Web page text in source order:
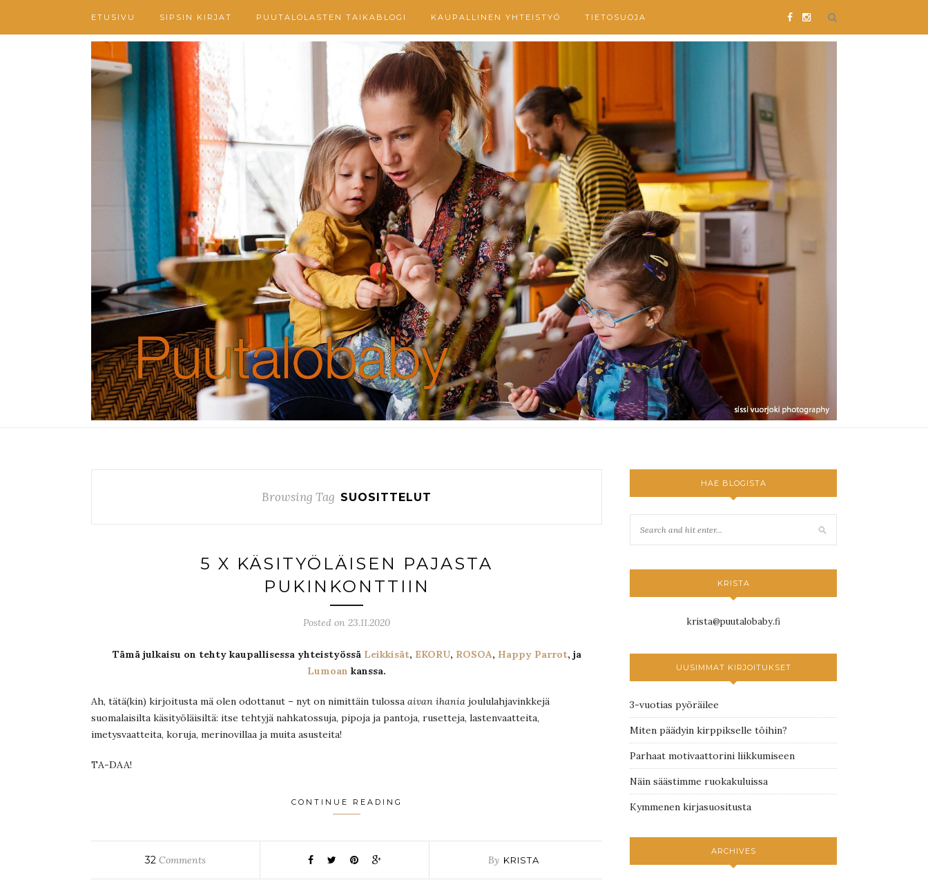
ETUSIVU SIPSIN KIRJAT PUUTALOLASTEN TAIKABLOGI KAUPALLINEN YHTEISTYÖ TIETOSUOJA
Browsing Tag SUOSITTELUT
5 X KÄSITYÖLÄISEN PAJASTA
PUKINKONTTIIN
Posted on 23.11.2020
Tämä julkaisu on tehty kaupallisessa yhteistyössä Leikkisät, EKORU, ROSOA, Happy Parrot, ja
Lumoan kanssa.
Ah, tätä(kin) kirjoitusta mä olen odottanut – nyt on nimittäin tulossa aivan ihania joululahjavinkkejä
suomalaisilta käsityöläisiltä: itse tehtyjä nahkatossuja, pipoja ja pantoja, rusetteja, lastenvaatteita,
imetysvaatteita, koruja, merinovillaa ja muita asusteita!
TA-DAA!
CONTINUE READING
32 Comments By KRISTA
HAE BLOGISTA
KRISTA
krista@puutalobaby.fi
UUSIMMAT KIRJOITUKSET
3-vuotias pyöräilee
Miten päädyin kirppikselle töihin?
Parhaat motivaattorini liikkumiseen
Näin säästimme ruokakuluissa
Kymmenen kirjasuositusta
ARCHIVES